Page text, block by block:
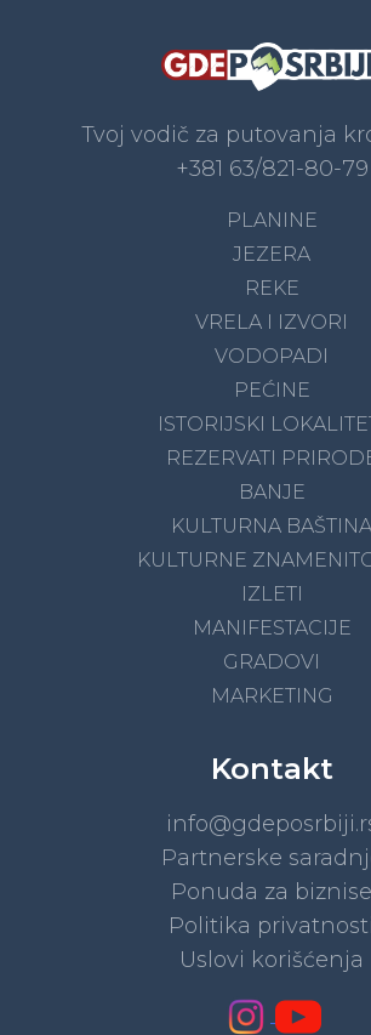
Tvoj vodič za putovanja
+381 63/821-80-79
PLANINE
JEZERA
REKE
VRELA I IZVORI
VODOPADI
PEĆINE
ISTORIJSKI
REZERVATI
BANJE
KULTURNA BAŠTINA
KULTURNE
IZLETI
MANIFESTACIJE
GRADOVI
MARKETING
Kontakt
Partnerske
Ponuda za biznise
Politika privatnosti
Uslovi korišćenja